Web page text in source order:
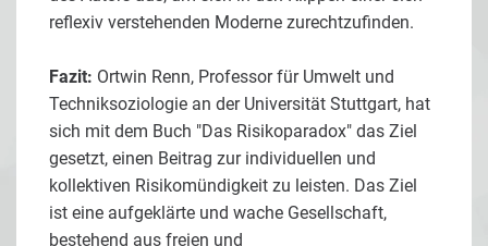
reflexiv verstehenden Moderne zurechtzufinden.
Fazit: Ortwin Renn, Professor für Umwelt und
Techniksoziologie an der Universität Stuttgart, hat
sich mit dem Buch "Das Risikoparadox" das Ziel
gesetzt, einen Beitrag zur individuellen und
kollektiven Risikomündigkeit zu leisten. Das Ziel
ist eine aufgeklärte und wache Gesellschaft,
bestehend aus freien und